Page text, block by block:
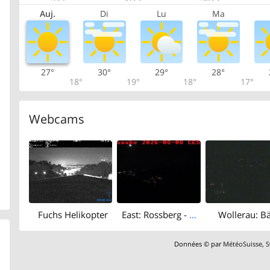
Auj. Di Lu Ma
27°
18°
30°
19°
29°
18°
28°
17°
Webcams
Fuchs Helikopter East: Rossberg - Ufnau Wollerau:
Données © par MétéoSuisse,